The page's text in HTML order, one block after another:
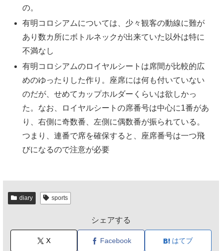
の。
有明コロシアムについては、少々観客の動線に難が
あり数カ所にボトルネックが出来ていた以外は特に
不満なし
有明コロシアムのロイヤルシートは席間が比較的広
めのゆったりした作り。座席には何も付いていない
のだが、せめてカップホルダーくらいは欲しかっ
た。なお、ロイヤルシートの席番号は中心に1番があ
り、右側に奇数番、左側に偶数番が振られている。
つまり、連番で席を確保すると、座席番号は一つ飛
びになるので注意が必要
diary sports
シェアする
X Facebook はてブ